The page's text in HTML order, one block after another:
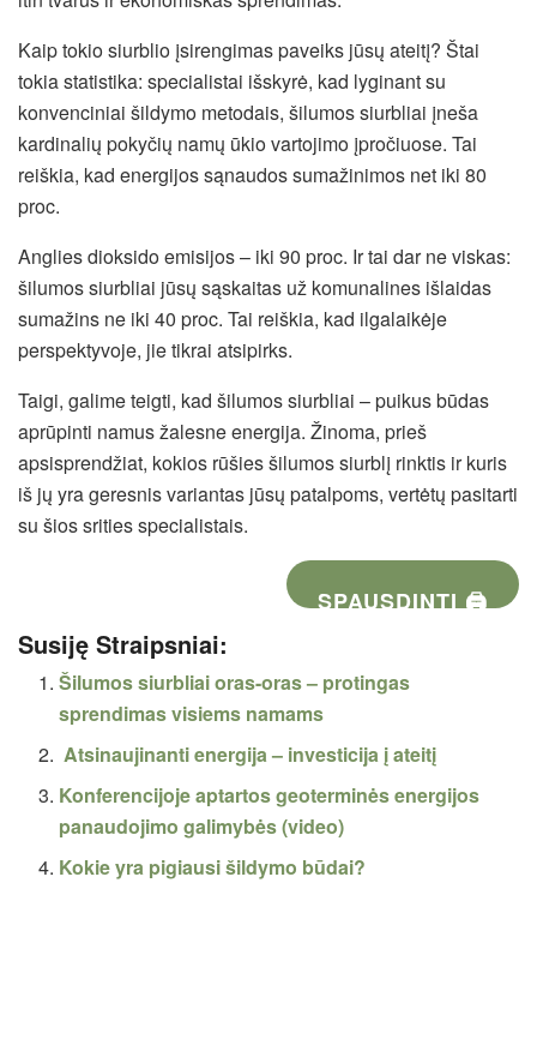
Kaip tokio siurblio įsirengimas paveiks jūsų ateitį? Štai
tokia statistika: specialistai išskyrė, kad lyginant su
konvenciniai šildymo metodais, šilumos siurbliai įneša
kardinalių pokyčių namų ūkio vartojimo įpročiuose. Tai
reiškia, kad energijos sąnaudos sumažinimos net iki 80
proc.
Anglies dioksido emisijos – iki 90 proc. Ir tai dar ne viskas:
šilumos siurbliai jūsų sąskaitas už komunalines išlaidas
sumažins ne iki 40 proc. Tai reiškia, kad ilgalaikėje
perspektyvoje, jie tikrai atsipirks.
Taigi, galime teigti, kad šilumos siurbliai – puikus būdas
aprūpinti namus žalesne energija. Žinoma, prieš
apsisprendžiat, kokios rūšies šilumos siurblį rinktis ir kuris
iš jų yra geresnis variantas jūsų patalpoms, vertėtų pasitarti
su šios srities specialistais.
SPAUSDINTI 🖨
Susiję Straipsniai:
Šilumos siurbliai oras-oras – protingas
sprendimas visiems namams
Atsinaujinanti energija – investicija į ateitį
Konferencijoje aptartos geoterminės energijos
panaudojimo galimybės (video)
Kokie yra pigiausi šildymo būdai?